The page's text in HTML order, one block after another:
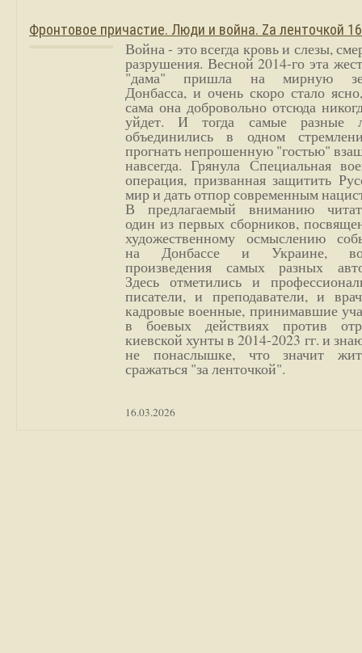
Фронтовое причастие. Люди и война. Zа ленточкой
Война - это всегда кровь и слезы,
разрушения. Весной 2014-го эта
"дама" пришла на мирную
Донбасса, и очень скоро стало
сама она добровольно отсюда
уйдет. И тогда самые разные
объединились в одном
прогнать непрошенную "гостью"
навсегда. Грянула Специальная
операция, призванная защитить
мир и дать отпор современным
В предлагаемый вниманию
один из первых сборников,
художественному осмыслению
на Донбассе и Украине,
произведения самых разных
Здесь отметились и
писатели, и преподаватели, и
кадровые военные, принимавшие
в боевых действиях против
киевской хунты в 2014-2023 гг. и
не понаслышке, что значит
сражаться "за ленточкой".
16.03.2026